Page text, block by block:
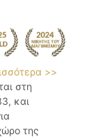
>>
στη
και
της